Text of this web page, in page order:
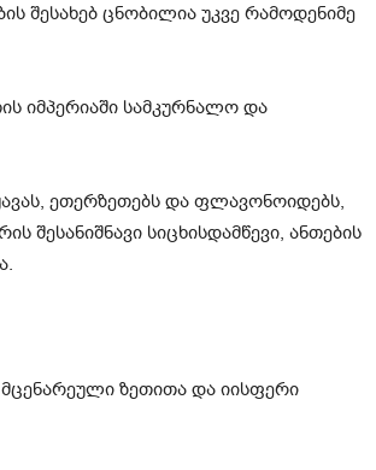
შესახებ ცნობილია უკვე რამოდენიმე
იმპერიაში სამკურნალო და
ეთერზეთებს და ფლავონოიდებს,
შესანიშნავი სიცხისდამწევი, ანთების